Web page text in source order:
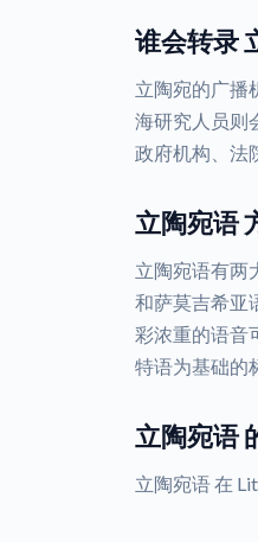
谁会转录
立陶宛的广播
海研究人员则
政府机构、法
立陶宛语
立陶宛语有两
和萨莫吉希亚
彩浓重的语音
特语为基础的
立陶宛语
立陶宛语 在